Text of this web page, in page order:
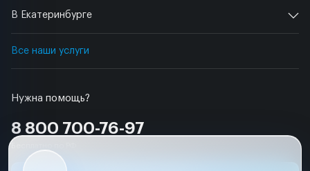
Нужна помощь?
8 800 700-76-97
В Екатеринбурге
Все наши услуги